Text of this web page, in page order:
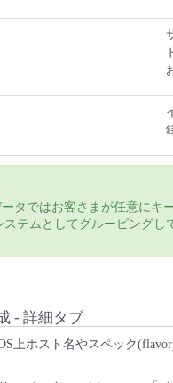
タではお客さまが任意にキ
テムとしてグルーピングし
- 詳細タブ
上ホスト名やスペック